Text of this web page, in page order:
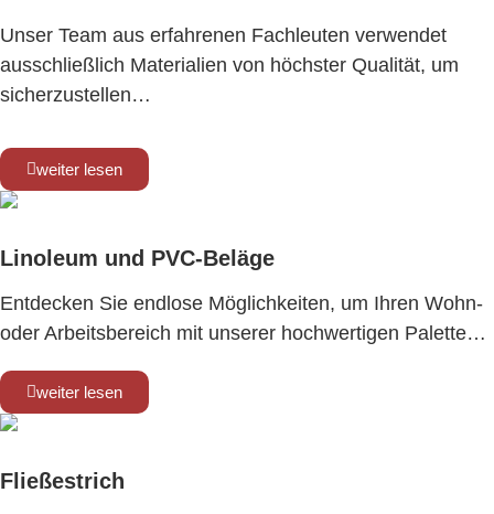
Unser Team aus erfahrenen Fachleuten verwendet
ausschließlich Materialien von höchster Qualität, um
sicherzustellen…
weiter lesen
Linoleum und PVC-Beläge
Entdecken Sie endlose Möglichkeiten, um Ihren Wohn-
oder Arbeitsbereich mit unserer hochwertigen Palette…
weiter lesen
Fließestrich